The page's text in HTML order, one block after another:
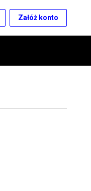
Załóż konto